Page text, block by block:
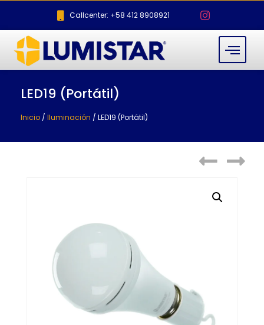
Callcenter: +58 412 8908921
LED19 (Portátil)
Inicio / Iluminación / LED19 (Portátil)